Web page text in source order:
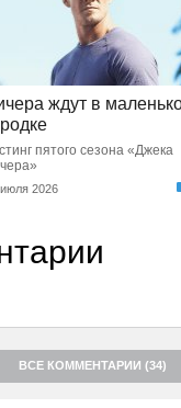
ждут в
пятого сезона «Джека
2026
ВСЕ КОММЕНТАРИИ (34)